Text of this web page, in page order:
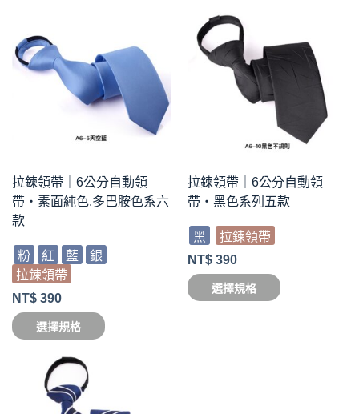
拉鍊領帶｜6公分自動領
帶・素面純色.多巴胺色系六
款
粉 紅 藍
銀
拉鍊領帶
NT$ 390
選擇規格
拉鍊領帶｜6公分自動領
帶・黑色系列五款
黑
拉鍊領帶
NT$ 390
選擇規格